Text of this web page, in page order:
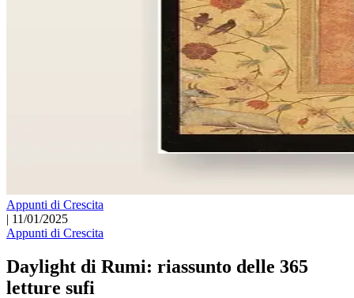
Appunti di Crescita
| 11/01/2025
Appunti di Crescita
Daylight di Rumi: riassunto delle 365
letture sufi